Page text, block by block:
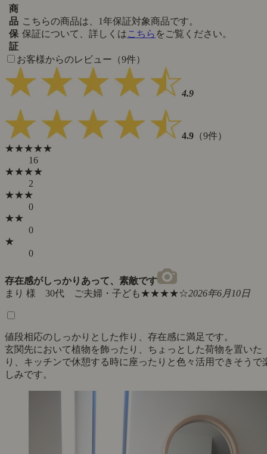
商
品
保
証
こちらの商品は、1年保証対象商品です。
保証について、詳しくはこちら をご覧ください。
お客様からのレビュー（9件）
4.9
4.9 （9件）
★★★★★
16
★★★★
2
★★★
0
★★
0
★
0
存在感がしっかりあって、素敵です
まり 様 30代 ご夫婦・子ども★★★★☆2026年6月10日
値段相応のしっかりとした作り、存在感に満足です。
玄関先において植物を飾ったり、ちょっとした荷物を置いた
り、キッチンで休憩する時に座ったりと色々活用できそうで
しみです。